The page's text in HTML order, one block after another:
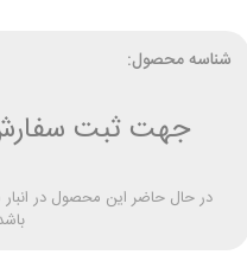
شناسه محصول:
جهت ثبت
در حال حاضر این محصول در